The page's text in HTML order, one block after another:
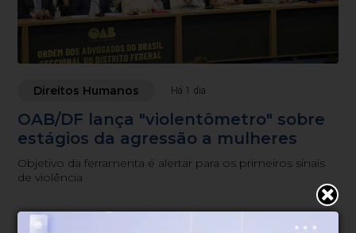
Direitos Humanos Há 1 dia
OAB/DF lança "violentômetro" sobre
estágios da agressão a mulheres
Objetivo da ferramenta é alertar para os primeiros sinais
de violência